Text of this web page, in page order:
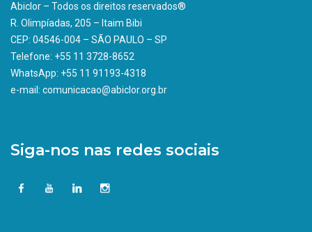
Abiclor – Todos os direitos reservados®
R. Olimpíadas, 205 – Itaim Bibi
CEP: 04546-004 – SÃO PAULO – SP
Telefone: +55 11 3728-8652
WhatsApp: +55 11 91193-4318
e-mail: comunicacao@abiclor.org.br
Siga-nos nas redes sociais